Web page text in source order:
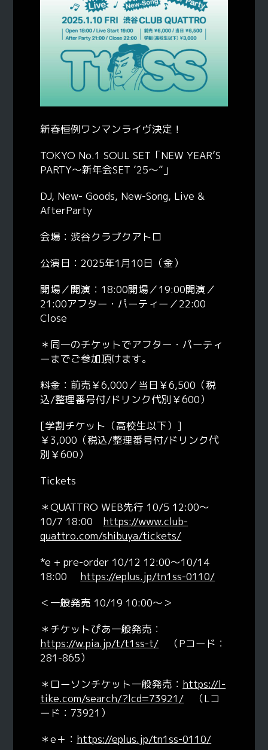
新春恒例ワンマンライヴ決定！
TOKYO No.1 SOUL SET「NEW YEAR’S
PARTY〜新年会SET ’25〜”」
DJ, New- Goods, New-Song, Live &
AfterParty
会場：渋谷クラブクアトロ
公演日：2025年1月10日（金）
開場／開演：18:00開場／19:00開演／
21:00アフター・パーティー／22:00
Close
＊同一のチケットでアフター・パーティ
ーまでご参加頂けます。
料金：前売￥6,000／当日￥6,500（税
込/整理番号付/ドリンク代別￥600）
[学割チケット（高校生以下）]
￥3,000（税込/整理番号付/ドリンク代
別￥600）
Tickets
＊QUATTRO WEB先行 10/5 12:00〜
10/7 18:00 https://www.club-
quattro.com/shibuya/tickets/
*e + pre-order 10/12 12:00〜10/14
18:00 https://eplus.jp/tn1ss-0110/
＜一般発売 10/19 10:00〜＞
＊チケットぴあ一般発売：
https://w.pia.jp/t/t1ss-t/ （Pコード：
281-865）
＊ローソンチケット一般発売： https://l-
tike.com/search/?lcd=73921/ （Lコ
ード：73921）
＊e＋： https://eplus.jp/tn1ss-0110/